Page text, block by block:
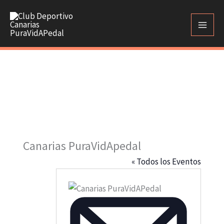
contenido
Canarias PuraVidApedal
« Todos los Eventos